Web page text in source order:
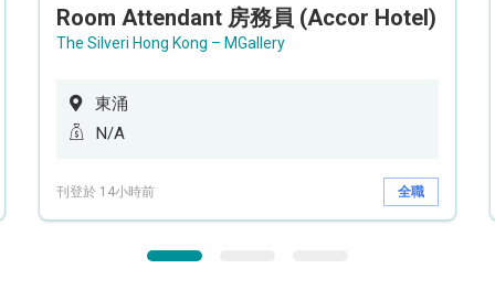
Room Attendant 房務員 (Accor Hotel)
The Silveri Hong Kong – MGallery
東涌
N/A
刊登於 14小時前 全職